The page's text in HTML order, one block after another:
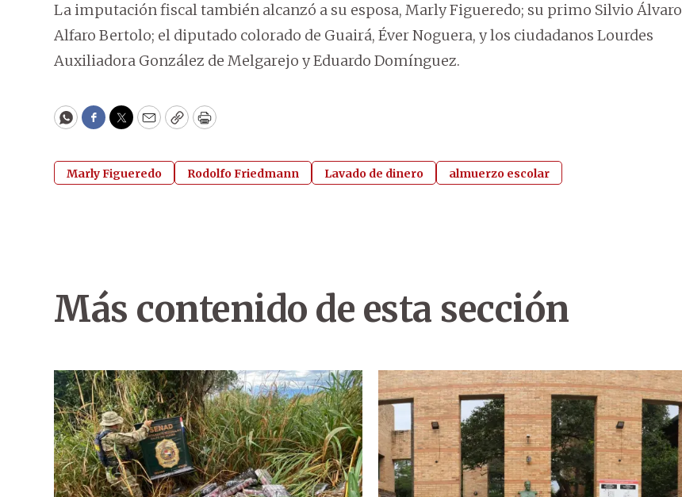
La imputación fiscal también alcanzó a su esposa, Marly Figueredo; su primo Silvio Álvaro
Alfaro Bertolo; el diputado colorado de Guairá, Éver Noguera, y los ciudadanos Lourdes
Auxiliadora González de Melgarejo y Eduardo Domínguez.
WhatsApp
Facebook
Twitter
EmailCopyPrint
Marly Figueredo Rodolfo Friedmann Lavado de dinero almuerzo escolar
Más contenido de esta sección